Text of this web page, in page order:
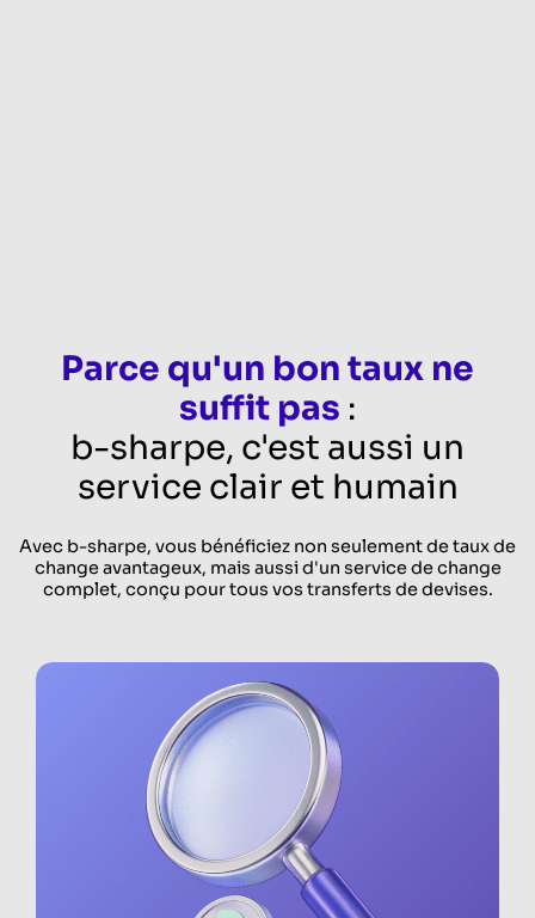
Parce qu'un bon taux ne
suffit pas :
b-sharpe, c'est aussi un
service clair et humain
Avec b-sharpe, vous bénéficiez non seulement de taux de
change avantageux, mais aussi d'un service de change
complet, conçu pour tous vos transferts de devises.